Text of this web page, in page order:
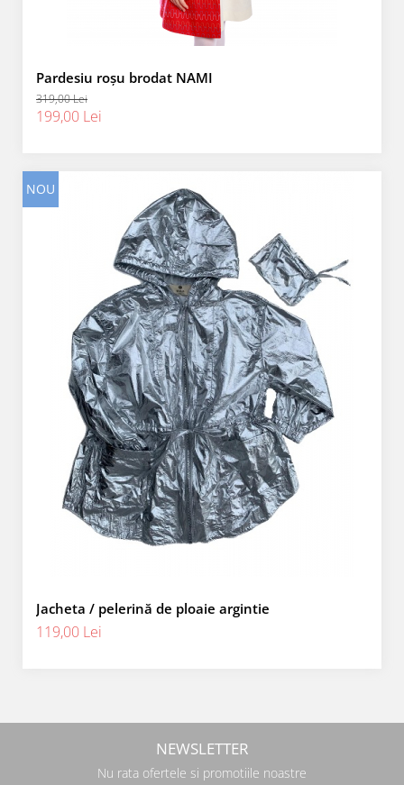
Pardesiu roșu brodat NAMI
319,00 Lei
199,00 Lei
NOU
Jacheta / pelerină de ploaie argintie
119,00 Lei
NEWSLETTER
Nu rata ofertele si promotiile noastre